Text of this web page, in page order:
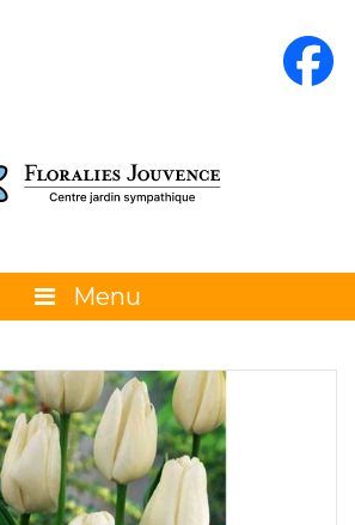
Menu
La boutique
et évènements
Conseils